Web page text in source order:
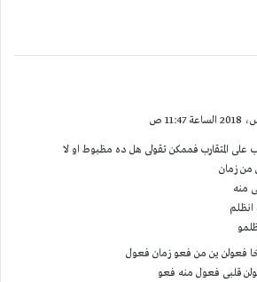
على المتقارب فممكن تقولى هل ده مظبوط او لا
زمان
منه
انظلم
فعولن ين من فعو زمان فعول
قلبى فعول منه فعو